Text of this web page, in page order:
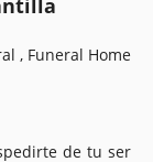
, Funeral Home
de tu ser